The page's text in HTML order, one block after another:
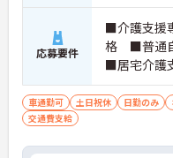
応募要件
■介護支援
格 ■普通
■居宅介護
としての
社で使用し
車通勤可 土日祝休 日勤のみ
交通費支給